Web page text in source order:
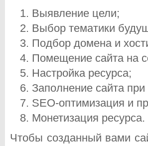
Выявление цели;
Выбор тематики
Подбор домена и
Помещение сайта на
Настройка ресурса;
Заполнение сайта
SEO-оптимизация и
Монетизация ресурса.
Чтобы созданный вами